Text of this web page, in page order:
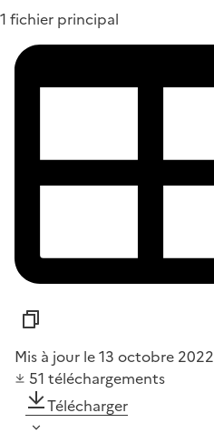
1 fichier principal
Mis à jour le 13 octobre 2022
51 téléchargements
Télécharger